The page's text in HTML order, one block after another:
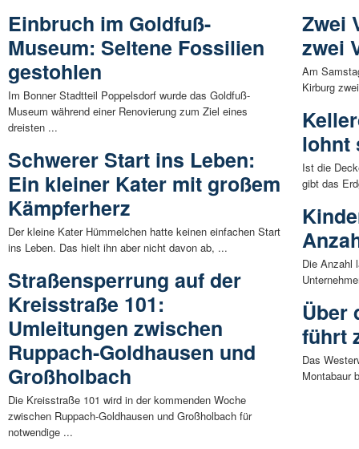
Einbruch im Goldfuß-
Museum: Seltene Fossilien
gestohlen
Im Bonner Stadtteil Poppelsdorf wurde das Goldfuß-
Museum während einer Renovierung zum Ziel eines
dreisten ...
Schwerer Start ins Leben:
Ein kleiner Kater mit großem
Kämpferherz
Der kleine Kater Hümmelchen hatte keinen einfachen Start
ins Leben. Das hielt ihn aber nicht davon ab, ...
Straßensperrung auf der
Kreisstraße 101:
Umleitungen zwischen
Ruppach-Goldhausen und
Großholbach
Die Kreisstraße 101 wird in der kommenden Woche
zwischen Ruppach-Goldhausen und Großholbach für
notwendige ...
Zwei
zwei
Am
Kirburg
lohnt
Ist die
gibt das
Die Anzahl
Über
führt
Das
Montabaur